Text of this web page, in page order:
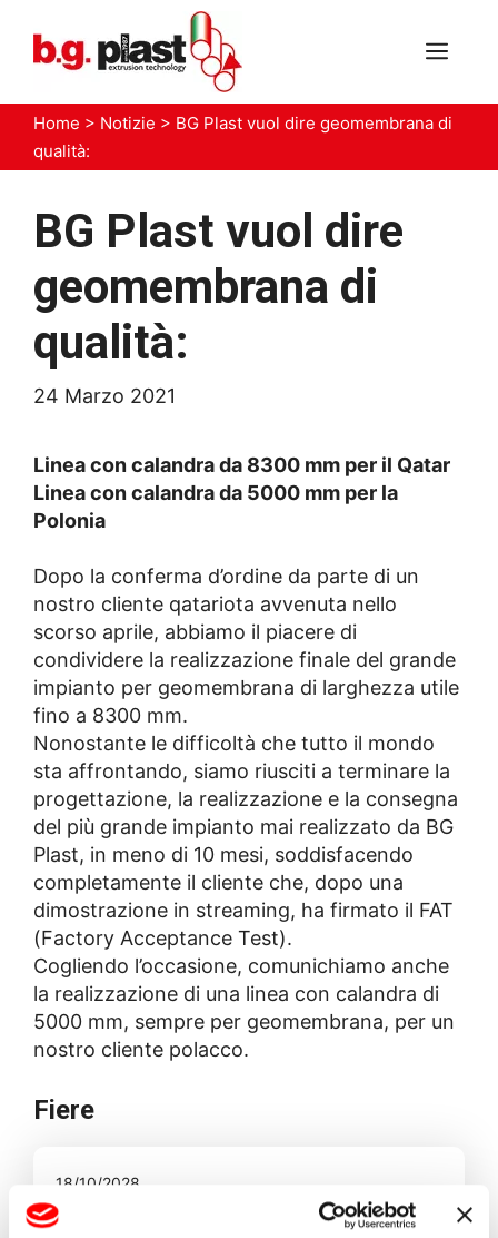
contenuto
Home > Notizie > BG Plast vuol dire geomembrana di
qualità:
BG Plast vuol dire
geomembrana di
qualità:
24 Marzo 2021
Linea con calandra da 8300 mm per il Qatar
Linea con calandra da 5000 mm per la
Polonia
Dopo la conferma d’ordine da parte di un
nostro cliente qatariota avvenuta nello
scorso aprile, abbiamo il piacere di
condividere la realizzazione finale del grande
impianto per geomembrana di larghezza utile
fino a 8300 mm.
Nonostante le difficoltà che tutto il mondo
sta affrontando, siamo riusciti a terminare la
progettazione, la realizzazione e la consegna
del più grande impianto mai realizzato da BG
Plast, in meno di 10 mesi, soddisfacendo
completamente il cliente che, dopo una
dimostrazione in streaming, ha firmato il FAT
(Factory Acceptance Test).
Cogliendo l’occasione, comunichiamo anche
la realizzazione di una linea con calandra di
5000 mm, sempre per geomembrana, per un
nostro cliente polacco.
Fiere
18/10/2028